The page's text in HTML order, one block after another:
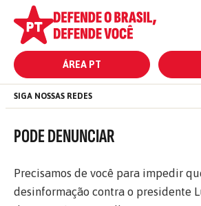
ÁREA PT
SIGA NOSSAS REDES
PODE DENUNCIAR
Precisamos de você para impedir
desinformação contra o presidente